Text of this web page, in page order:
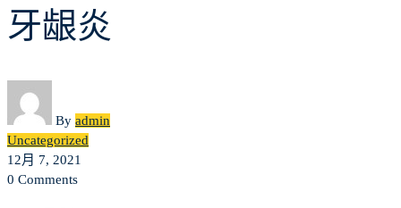
牙
炎
牙龈炎
By admin
Uncategorized
12月 7, 2021
0 Comments